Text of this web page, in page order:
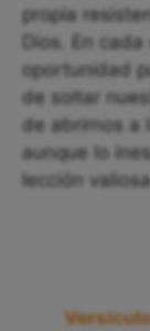
propia
Dios. En
oportunidad
de soltar
de abrirnos a
aunque lo
lección